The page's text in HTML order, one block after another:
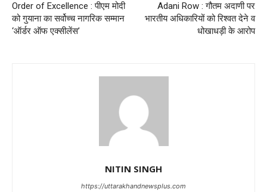
Order of Excellence : पीएम मोदी
को गुयाना का सर्वोच्च नागरिक सम्मान
‘ऑर्डर ऑफ एक्सीलेंस’
Adani Row : गौतम अदाणी पर
भारतीय अधिकारियों को रिश्वत देने व
धोखाधड़ी के आरोप
NITIN SINGH
https://uttarakhandnewsplus.com